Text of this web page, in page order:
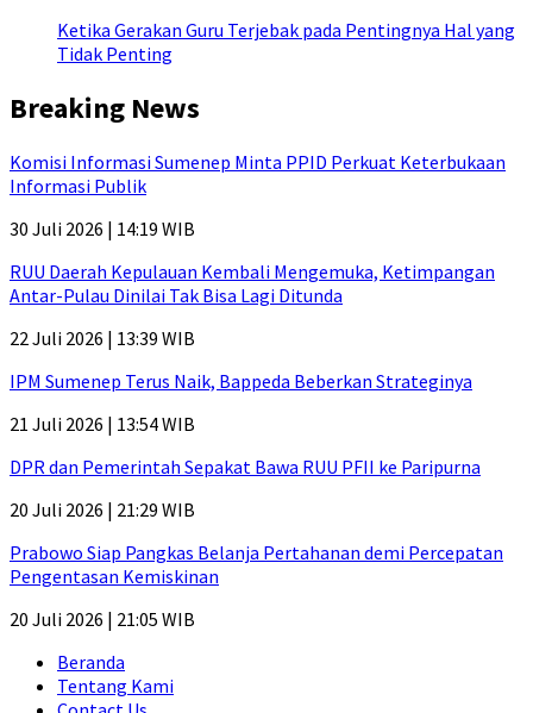
Ketika Gerakan Guru Terjebak pada Pentingnya Hal yang
Tidak Penting
Breaking News
Komisi Informasi Sumenep Minta PPID Perkuat Keterbukaan
Informasi Publik
30 Juli 2026 | 14:19 WIB
RUU Daerah Kepulauan Kembali Mengemuka, Ketimpangan
Antar-Pulau Dinilai Tak Bisa Lagi Ditunda
22 Juli 2026 | 13:39 WIB
IPM Sumenep Terus Naik, Bappeda Beberkan Strateginya
21 Juli 2026 | 13:54 WIB
DPR dan Pemerintah Sepakat Bawa RUU PFII ke Paripurna
20 Juli 2026 | 21:29 WIB
Prabowo Siap Pangkas Belanja Pertahanan demi Percepatan
Pengentasan Kemiskinan
20 Juli 2026 | 21:05 WIB
Beranda
Tentang Kami